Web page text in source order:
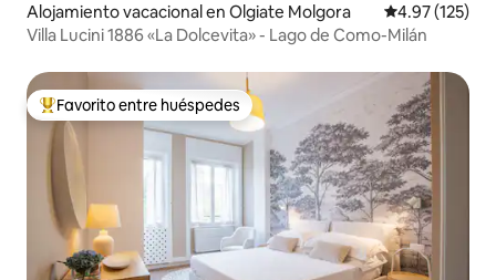
Alojamiento vacacional en Olgiate Molgora Calificación
4.97 (125)
Villa Lucini 1886 «La Dolcevita» - Lago de Como-Milán
Favorito entre huéspedes preferido
Favorito entre huéspedes